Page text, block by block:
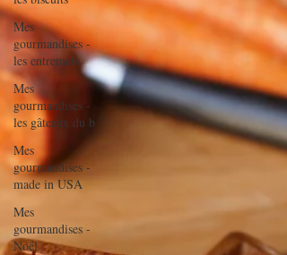
Mes
gourmandises -
les entremets
Mes
gourmandises -
les gâteaux du b
Mes
gourmandises -
made in USA
Mes
gourmandises -
Noël